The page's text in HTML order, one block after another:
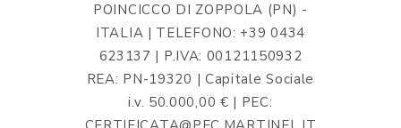
POINCICCO DI ZOPPOLA (PN) -
ITALIA | TELEFONO: +39 0434
623137 | P.IVA: 00121150932
REA: PN-19320 | Capitale Sociale
i.v. 50.000,00 € | PEC: